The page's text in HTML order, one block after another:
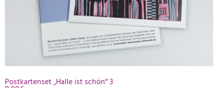
Postkartenset „Halle ist schön“ 3